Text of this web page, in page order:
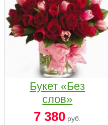
Букет «Без
слов»
7 380 руб.